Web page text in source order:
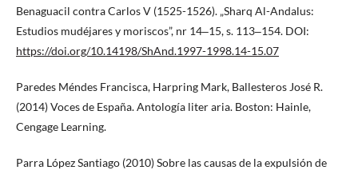
Benaguacil contra Carlos V (1525-1526). „Sharq Al-Andalus:
Estudios mudéjares y moriscos”, nr 14‒15, s. 113‒154. DOI:
https://doi.org/10.14198/ShAnd.1997-1998.14-15.07
Paredes Méndes Francisca, Harpring Mark, Ballesteros José R.
(2014) Voces de España. Antología liter aria. Boston: Hainle,
Cengage Learning.
Parra López Santiago (2010) Sobre las causas de la expulsión de